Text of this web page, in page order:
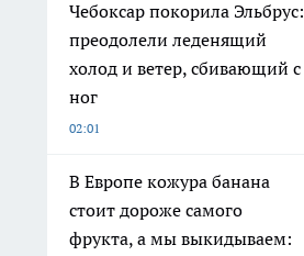
Чебоксар покорила Эльбрус:
преодолели леденящий
холод и ветер, сбивающий с
ног
02:01
В Европе кожура банана
стоит дороже самого
фрукта, а мы выкидываем: